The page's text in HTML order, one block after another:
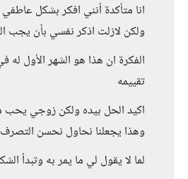
انا متأكدة أنني افكر بشكل
ولكن لازلت اذكر نفسي بأن يجب
الفكرة ان هذا هو الشهر الأول
تقييمه
اكيد الحل بيده ولكن زوجي يحب
وهذا يجعلنا نحاول نحسن
لما لا يقول لي ما يمر به وتبدأ